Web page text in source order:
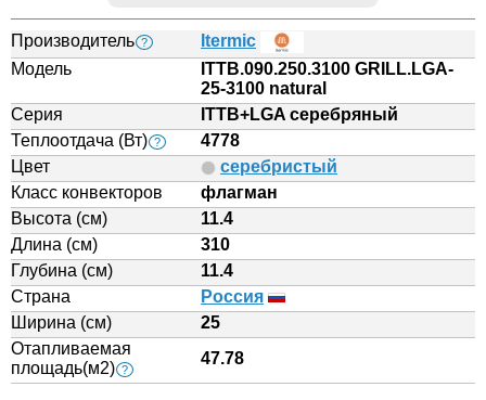
Производитель ?
Itermic
Модель
ITTB.090.250.3100 GRILL.LGA-
25-3100 natural
Серия
ITTB+LGA серебряный
Теплоотдача (Вт) ?
4778
Цвет
серебристый
Класс конвекторов
флагман
Высота (см)
11.4
Длина (см)
310
Глубина (см)
11.4
Страна
Россия
Ширина (см)
25
Отапливаемая
площадь(м2) ?
47.78